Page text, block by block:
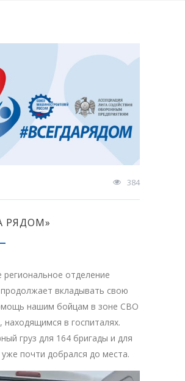
384
РЯДОМ»
региональное отделение
вкладывать свою
нашим бойцам в зоне СВО
находящимся в госпиталях.
груз для 164 бригады и для
уже почти добрался до места.